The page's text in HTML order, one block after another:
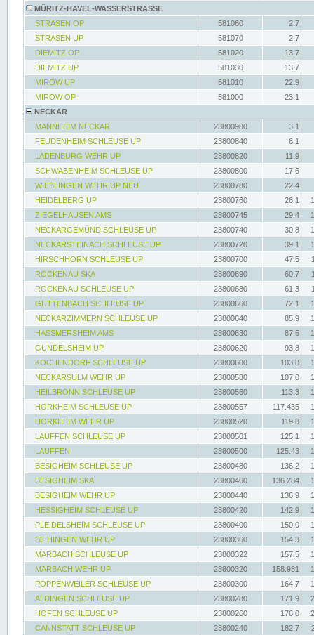
MÜRITZ-HAVEL-WASSERSTRASSE
STRASEN OP
581060
2.7
STRASEN UP
581070
2.7
DIEMITZ OP
581020
13.7
DIEMITZ UP
581030
13.7
MIROW UP
581010
22.9
MIROW OP
581000
23.1
NECKAR
MANNHEIM NECKAR
23800900
3.1
FEUDENHEIM SCHLEUSE UP
23800840
6.1
LADENBURG WEHR UP
23800820
11.9
SCHWABENHEIM SCHLEUSE UP
23800800
17.6
WIEBLINGEN WEHR UP NEU
23800780
22.4
HEIDELBERG UP
23800760 26.1
ZIEGELHAUSEN AMS
23800745 29.4
NECKARGEMÜND SCHLEUSE UP
23800740 30.8
NECKARSTEINACH SCHLEUSE UP
23800720 39.1
HIRSCHHORN SCHLEUSE UP
23800700 47.5
ROCKENAU SKA
23800690 60.7
ROCKENAU SCHLEUSE UP
23800680 61.3
GUTTENBACH SCHLEUSE UP
23800660 72.1
NECKARZIMMERN SCHLEUSE UP
23800640 85.9
HASSMERSHEIM AMS
23800630 87.5
GUNDELSHEIM UP
23800620 93.8
KOCHENDORF SCHLEUSE UP
23800600 103.8
NECKARSULM WEHR UP
23800580 107.0
HEILBRONN SCHLEUSE UP
23800560 113.3
HORKHEIM SCHLEUSE UP
23800557 117.435
HORKHEIM WEHR UP
23800520 119.8
LAUFFEN SCHLEUSE UP
23800501 125.1
LAUFFEN
23800500 125.43
BESIGHEIM SCHLEUSE UP
23800480 136.2
BESIGHEIM SKA
23800460 136.284
BESIGHEIM WEHR UP
23800440 136.9
HESSIGHEIM SCHLEUSE UP
23800420 142.9
PLEIDELSHEIM SCHLEUSE UP
23800400 150.0
BEIHINGEN WEHR UP
23800360 154.3
MARBACH SCHLEUSE UP
23800322 157.5
MARBACH WEHR UP
23800320 158.931
POPPENWEILER SCHLEUSE UP
23800300 164.7
ALDINGEN SCHLEUSE UP
23800280 171.9
HOFEN SCHLEUSE UP
23800260 176.0
CANNSTATT SCHLEUSE UP
23800240 182.7